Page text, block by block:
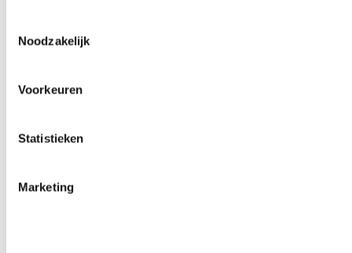
Noodzakelijk
Voorkeuren
Statistieken
Marketing